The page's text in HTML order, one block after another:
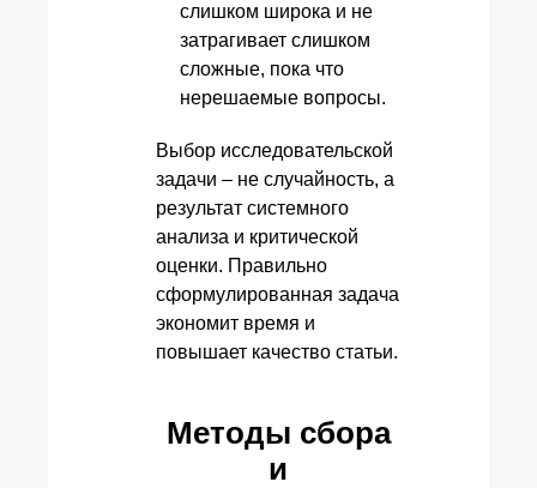
слишком широка и не
затрагивает слишком
сложные, пока что
нерешаемые вопросы.
Выбор исследовательской
задачи – не случайность, а
результат системного
анализа и критической
оценки. Правильно
сформулированная задача
экономит время и
повышает качество статьи.
Методы сбора
и